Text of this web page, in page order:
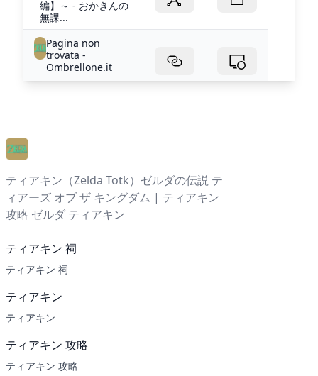
編】～ - おかきんの
無課...
Pagina non
trovata -
Ombrellone.it
ティアキン（Zelda Totk）ゼルダの伝説 テ
ィアーズ オブ ザ キングダム | ティアキン
攻略 ゼルダ ティアキン
ティアキン 祠
ティアキン 祠
ティアキン
ティアキン
ティアキン 攻略
ティアキン 攻略